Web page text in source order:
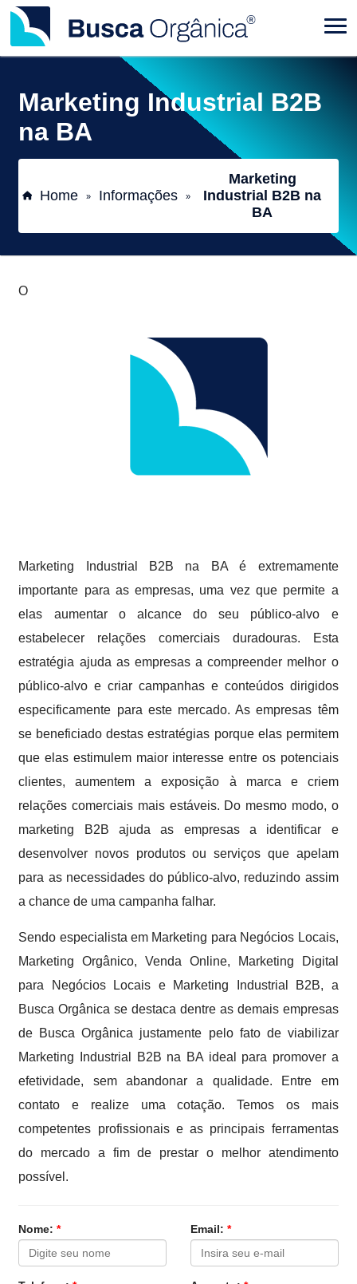
Marketing Industrial B2B
na BA
Home » Informações »
Marketing
Industrial B2B na
BA
O
Marketing Industrial B2B na BA é extremamente
importante para as empresas, uma vez que permite a
elas aumentar o alcance do seu público-alvo e
estabelecer relações comerciais duradouras. Esta
estratégia ajuda as empresas a compreender melhor o
público-alvo e criar campanhas e conteúdos dirigidos
especificamente para este mercado. As empresas têm
se beneficiado destas estratégias porque elas permitem
que elas estimulem maior interesse entre os potenciais
clientes, aumentem a exposição à marca e criem
relações comerciais mais estáveis. Do mesmo modo, o
marketing B2B ajuda as empresas a identificar e
desenvolver novos produtos ou serviços que apelam
para as necessidades do público-alvo, reduzindo assim
a chance de uma campanha falhar.
Sendo especialista em Marketing para Negócios Locais,
Marketing Orgânico, Venda Online, Marketing Digital
para Negócios Locais e Marketing Industrial B2B, a
Busca Orgânica se destaca dentre as demais empresas
de Busca Orgânica justamente pelo fato de viabilizar
Marketing Industrial B2B na BA ideal para promover a
efetividade, sem abandonar a qualidade. Entre em
contato e realize uma cotação. Temos os mais
competentes profissionais e as principais ferramentas
do mercado a fim de prestar o melhor atendimento
possível.
Nome:* Email: *